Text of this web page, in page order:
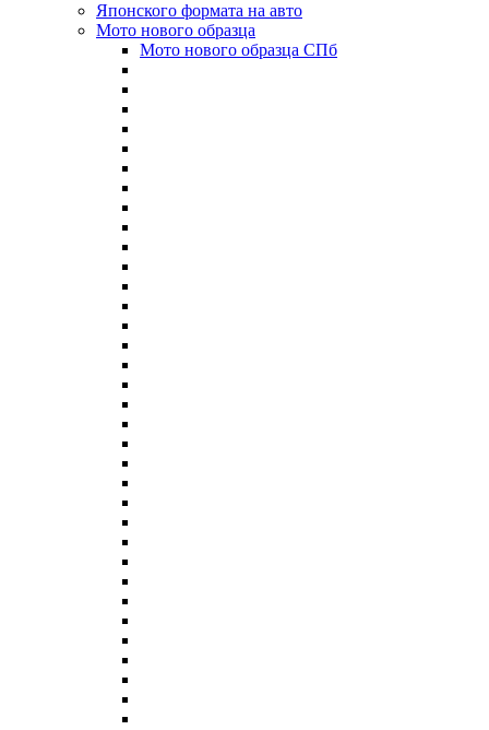
Японского формата на авто
Мото нового образца
Мото нового образца СПб